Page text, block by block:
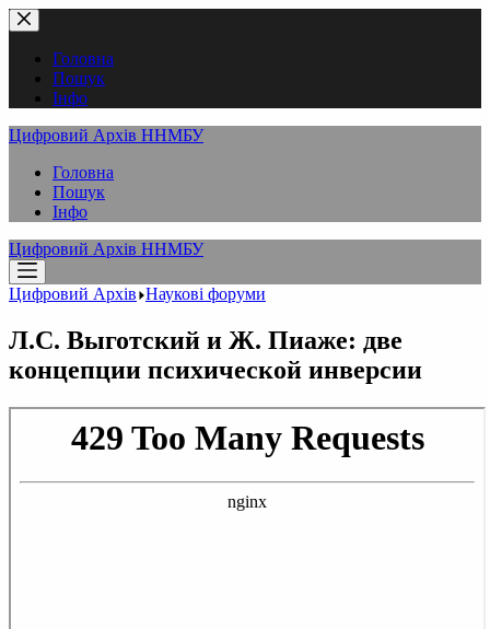
Перейти
до
вмістуГоловна
Пошук
Інфо
Цифровий Архів ННМБУ
Головна
Пошук
Інфо
Цифровий Архів ННМБУ
Цифровий Архів Наукові форуми
Л.С. Выготский и Ж. Пиаже: две
концепции психической инверсии